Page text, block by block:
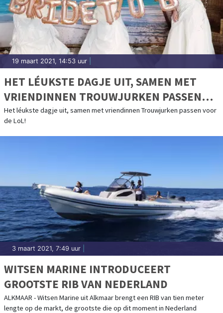
19 maart 2021, 14:53 uur
HET LÉUKSTE DAGJE UIT, SAMEN MET
VRIENDINNEN TROUWJURKEN PASSEN
VOOR DE LOL!
Het léukste dagje uit, samen met vriendinnen Trouwjurken passen voor
de LoL!
3 maart 2021, 7:49 uur
WITSEN MARINE INTRODUCEERT
GROOTSTE RIB VAN NEDERLAND
ALKMAAR - Witsen Marine uit Alkmaar brengt een RIB van tien meter
lengte op de markt, de grootste die op dit moment in Nederland